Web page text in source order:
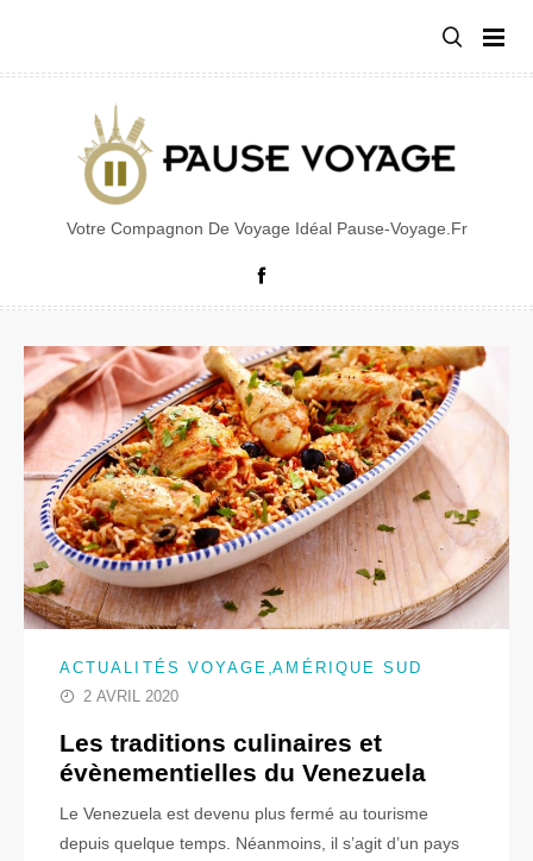
contenu
Votre Compagnon De Voyage Idéal Pause-Voyage.fr
ACTUALITÉS VOYAGE ,AMÉRIQUE SUD
2 AVRIL 2020
Les traditions culinaires et
évènementielles du Venezuela
Le Venezuela est devenu plus fermé au tourisme
depuis quelque temps. Néanmoins, il s’agit d’un pays